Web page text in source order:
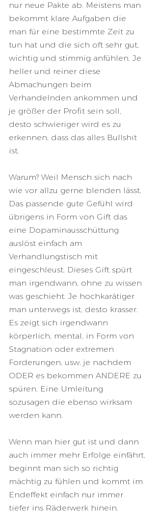
nur neue Pakte ab. Meistens man
bekommt klare Aufgaben die
man für eine bestimmte Zeit zu
tun hat und die sich oft sehr gut,
wichtig und stimmig anfühlen. Je
heller und reiner diese
Abmachungen beim
Verhandelnden ankommen und
je größer der Profit sein soll,
desto schwieriger wird es zu
erkennen, dass das alles Bullshit
ist.
Warum? Weil Mensch sich nach
wie vor allzu gerne blenden lässt.
Das passende gute Gefühl wird
übrigens in Form von Gift das
eine Dopaminausschüttung
auslöst einfach am
Verhandlungstisch mit
eingeschleust. Dieses Gift spürt
man irgendwann, ohne zu wissen
was geschieht. Je hochkarätiger
man unterwegs ist, desto krasser.
Es zeigt sich irgendwann
körperlich, mental, in Form von
Stagnation oder extremen
Forderungen, usw. je nachdem
ODER es bekommen ANDERE zu
spüren. Eine Umleitung
sozusagen die ebenso wirksam
werden kann.
Wenn man hier gut ist und dann
auch immer mehr Erfolge einfährt,
beginnt man sich so richtig
mächtig zu fühlen und kommt im
Endeffekt einfach nur immer
tiefer ins Räderwerk hinein.